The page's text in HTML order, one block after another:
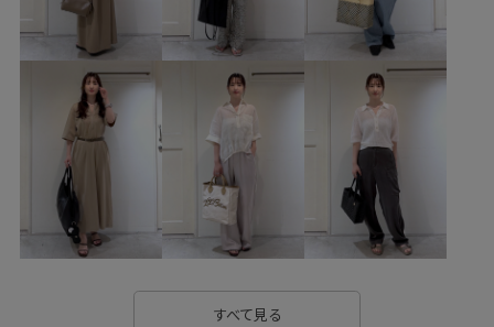
ウェーブ ブルべ夏 混合
シャツ/ブラウス バッグ トートバッグ
シューズ サンダル SBX56820 SHA36060
SHH36280 26SH_bag
26SS30 26SS_salon_BAGSHOSE
26SS_salon_ceremony 26SS_salon_lspant ANGIELALA
SALON_TIMESALE
すべて見る